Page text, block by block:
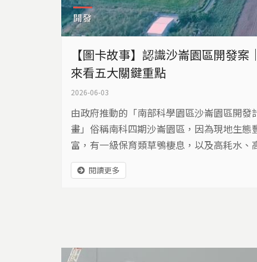
開發
【圖卡故事】認識沙崙園區開發案｜
來看五大關鍵重點
2026-06-03
由政府推動的「南部科學園區沙崙園區開發
畫」俗稱南科四期沙崙園區，因為現地生態
富，有一級保育類草鴞棲息，以及高耗水、
用電需求，引發關注。民間也發起搶救連署行
動，但到底為何要開發?又是哪些產業要進
閱讀更多